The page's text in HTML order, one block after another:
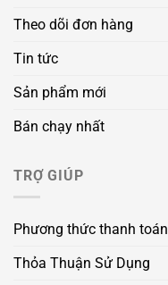
Theo dõi đơn hàng
Tin tức
Sản phẩm mới
Bán chạy nhất
TRỢ GIÚP
Phương thức thanh toán
Thỏa Thuận Sử Dụng